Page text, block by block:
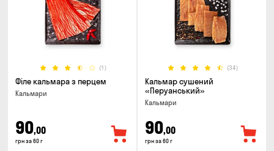
(1)
Філе кальмара з перцем
Кальмари
90,00
грн за 60 г
(34)
Кальмар сушений
«Перуанський»
Кальмари
90,00
грн за 60 г